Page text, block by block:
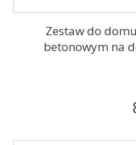
Zestaw do
betonowym na